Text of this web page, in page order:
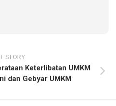
STORY
Keterlibatan UMKM
dan Gebyar UMKM